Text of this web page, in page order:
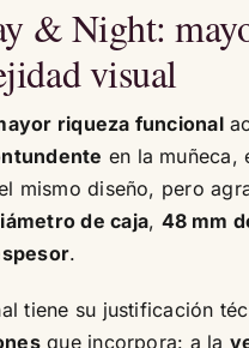
& Night:
visual
riqueza funcional
en la muñeca,
mismo diseño, pero
de caja, 48 mm
.
tiene su justificación
que incorpora: a la